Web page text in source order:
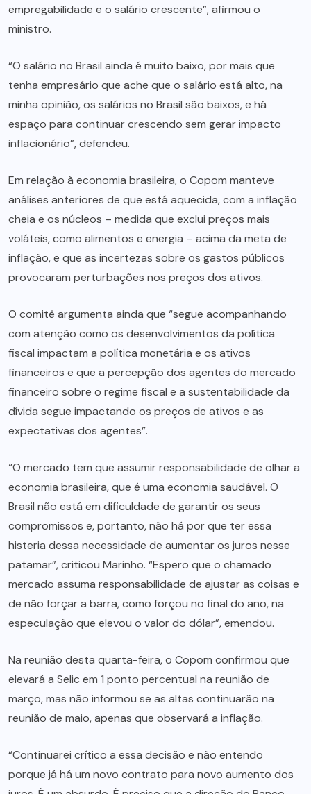
empregabilidade e o salário crescente”, afirmou o
ministro.
“O salário no Brasil ainda é muito baixo, por mais que
tenha empresário que ache que o salário está alto, na
minha opinião, os salários no Brasil são baixos, e há
espaço para continuar crescendo sem gerar impacto
inflacionário”, defendeu.
Em relação à economia brasileira, o Copom manteve
análises anteriores de que está aquecida, com a inflação
cheia e os núcleos – medida que exclui preços mais
voláteis, como alimentos e energia – acima da meta de
inflação, e que as incertezas sobre os gastos públicos
provocaram perturbações nos preços dos ativos.
O comitê argumenta ainda que “segue acompanhando
com atenção como os desenvolvimentos da política
fiscal impactam a política monetária e os ativos
financeiros e que a percepção dos agentes do mercado
financeiro sobre o regime fiscal e a sustentabilidade da
dívida segue impactando os preços de ativos e as
expectativas dos agentes”.
“O mercado tem que assumir responsabilidade de olhar a
economia brasileira, que é uma economia saudável. O
Brasil não está em dificuldade de garantir os seus
compromissos e, portanto, não há por que ter essa
histeria dessa necessidade de aumentar os juros nesse
patamar”, criticou Marinho. “Espero que o chamado
mercado assuma responsabilidade de ajustar as coisas e
de não forçar a barra, como forçou no final do ano, na
especulação que elevou o valor do dólar”, emendou.
Na reunião desta quarta-feira, o Copom confirmou que
elevará a Selic em 1 ponto percentual na reunião de
março, mas não informou se as altas continuarão na
reunião de maio, apenas que observará a inflação.
“Continuarei crítico a essa decisão e não entendo
porque já há um novo contrato para novo aumento dos